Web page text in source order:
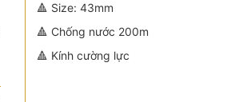
🔺 Size: 43mm
🔺 Chống nước 200m
🔺 Kính cường lực